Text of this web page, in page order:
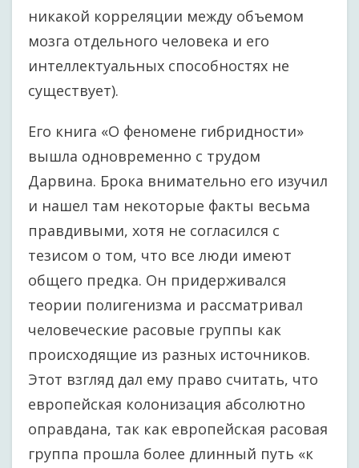
никакой корреляции между объемом
мозга отдельного человека и его
интеллектуальных способностях не
существует).
Его книга «О феномене гибридности»
вышла одновременно с трудом
Дарвина. Брока внимательно его изучил
и нашел там некоторые факты весьма
правдивыми, хотя не согласился с
тезисом о том, что все люди имеют
общего предка. Он придерживался
теории полигенизма и рассматривал
человеческие расовые группы как
происходящие из разных источников.
Этот взгляд дал ему право считать, что
европейская колонизация абсолютно
оправдана, так как европейская расовая
группа прошла более длинный путь «к